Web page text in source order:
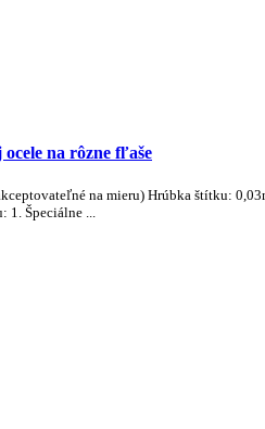
na rôzne fľaše
na mieru) Hrúbka štítku:
1. Špeciálne ...